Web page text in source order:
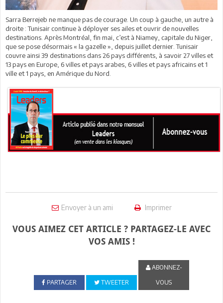
Sarra Berrejeb ne manque pas de courage. Un coup à gauche, un autre à
droite : Tunisair continue à déployer ses ailes et ouvrir de nouvelles
destinations. Après Montréal, fin mai, c’est à Niamey, capitale du Niger,
que se pose désormais « la gazelle », depuis juillet dernier. Tunisair
couvre ainsi 39 destinations dans 26 pays différents, à savoir 27 villes et
13 pays en Europe, 6 villes et pays arabes, 6 villes et pays africains et 1
ville et 1 pays, en Amérique du Nord.
Envoyer à un ami Imprimer
VOUS AIMEZ CET ARTICLE ? PARTAGEZ-LE AVEC
VOS AMIS !
PARTAGER TWEETER
ABONNEZ-
VOUS